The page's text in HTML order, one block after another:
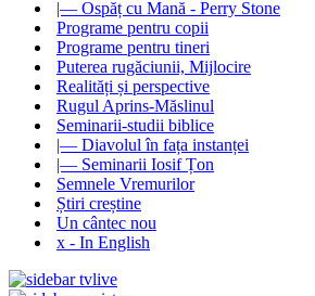
|— Ospăț cu Mană - Perry Stone
Programe pentru copii
Programe pentru tineri
Puterea rugăciunii, Mijlocire
Realități și perspective
Rugul Aprins-Măslinul
Seminarii-studii biblice
|— Diavolul în fața instanței
|— Seminarii Iosif Țon
Semnele Vremurilor
Știri creștine
Un cântec nou
x - In English